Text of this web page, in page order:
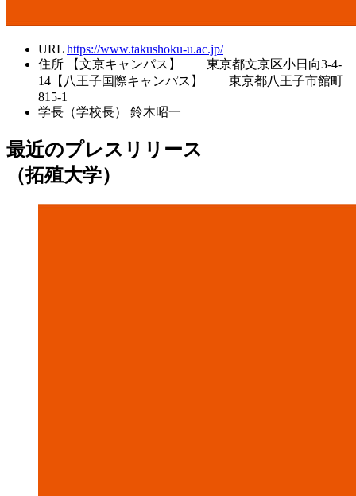
URL https://www.takushoku-u.ac.jp/
住所
【文京キャンパス】 東京都文京区小日向3-4-
14【八王子国際キャンパス】 東京都八王子市館町
815-1
学長（学校長）
鈴木昭一
最近のプレスリリース
（拓殖大学）